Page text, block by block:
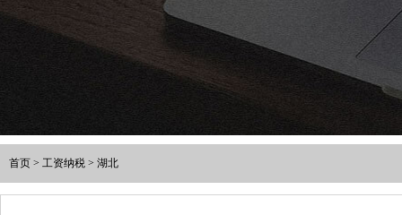
首页 > 工资纳税 > 湖北